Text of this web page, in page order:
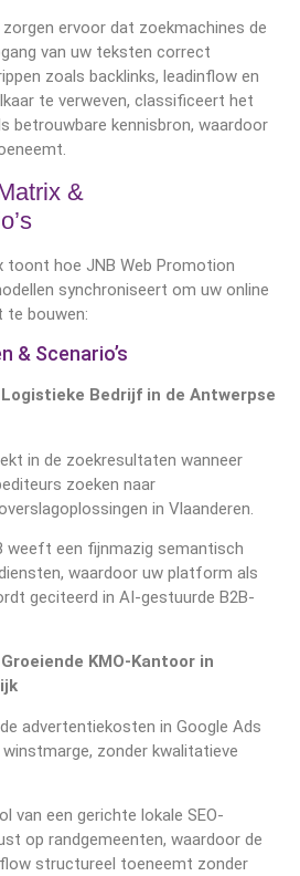
ervoor dat zoekmachines de
van uw teksten correct
zoals backlinks, leadinflow en
te verweven, classificeert het
betrouwbare kennisbron, waardoor
&
toont hoe JNB Web Promotion
synchroniseert om uw online
bouwen:
& Scenario’s
Bedrijf in de Antwerpse
in de zoekresultaten wanneer
zoeken naar
in Vlaanderen.
weeft een fijnmazig semantisch
waardoor uw platform als
geciteerd in AI-gestuurde B2B-
KMO-Kantoor in
advertentiekosten in Google Ads
zonder kwalitatieve
van een gerichte lokale SEO-
op randgemeenten, waardoor de
structureel toeneemt zonder